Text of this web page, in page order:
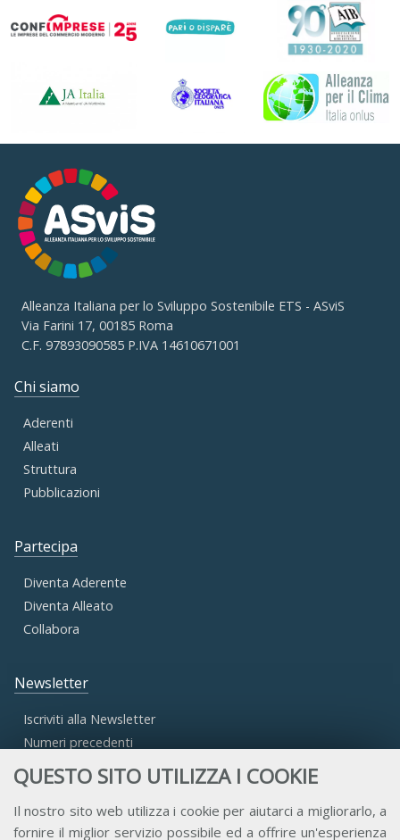
QUESTO SITO UTILIZZA I COOKIE
Il nostro sito web utilizza i cookie per aiutarci a migliorarlo, a
fornire il miglior servizio possibile ed a offrire un'esperienza
Alleanza Italiana per lo Sviluppo Sostenibile ETS - ASviS
Via Farini 17, 00185 Roma
C.F. 97893090585 P.IVA 14610671001
Chi siamo
Aderenti
Alleati
Struttura
Pubblicazioni
Partecipa
Diventa Aderente
Diventa Alleato
Collabora
Newsletter
Iscriviti alla Newsletter
Numeri precedenti
Accesso Aderenti